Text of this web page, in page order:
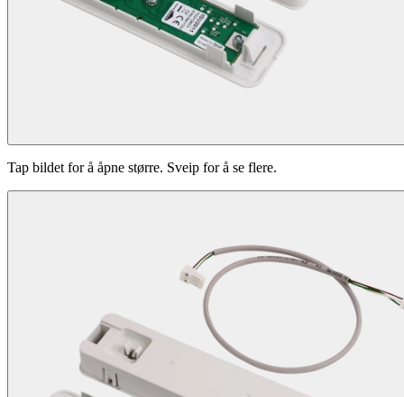
Tap bildet for å åpne større. Sveip for å se flere.